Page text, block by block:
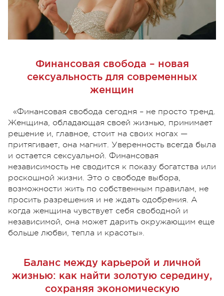
Финансовая свобода – новая
сексуальность для современных
женщин
«Финансовая свобода сегодня – не просто тренд.
Женщина, обладающая своей жизнью, принимает
решение и, главное, стоит на своих ногах —
притягивает, она магнит. Уверенность всегда была
и остается сексуальной. Финансовая
независимость не сводится к показу богатства или
роскошной жизни. Это о свободе выбора,
возможности жить по собственным правилам, не
просить разрешения и не ждать одобрения. А
когда женщина чувствует себя свободной и
независимой, она может дарить окружающим еще
больше любви, тепла и красоты».
Баланс между карьерой и личной
жизнью: как найти золотую середину,
сохраняя экономическую